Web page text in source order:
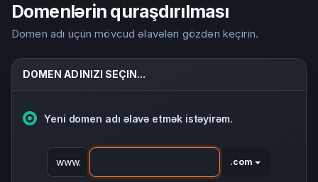
Domenlərin quraşdırılması
Domen adı üçün mövcud əlavələri gözdən keçirin.
DOMEN ADINIZI SEÇIN...
Yeni domen adı əlavə etmək istəyirəm.
www. .com